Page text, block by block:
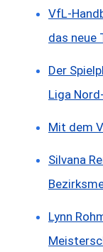
VfL-
das neue
Der
Liga
Mit dem
Silvana
Lynn